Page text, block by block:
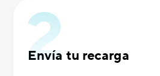
Envía tu recarga